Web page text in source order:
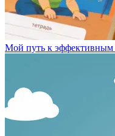
Мой путь к эффективным